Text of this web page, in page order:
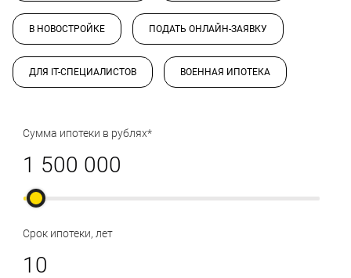
В НОВОСТРОЙКЕ ПОДАТЬ ОНЛАЙН-ЗАЯВКУ
ДЛЯ IT-СПЕЦИАЛИСТОВ ВОЕННАЯ ИПОТЕКА
Сумма ипотеки в рублях*
Срок ипотеки, лет